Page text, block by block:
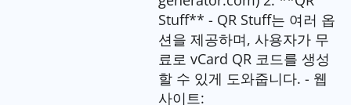
Stuff** - QR Stuff는 여러 옵
션을 제공하며, 사용자가 무
료로 vCard QR 코드를 생성
할 수 있게 도와줍니다. - 웹
사이트: